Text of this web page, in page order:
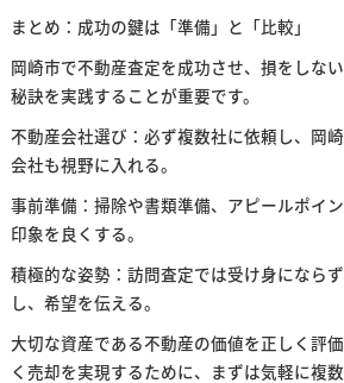
まとめ：成功の鍵は「準備」と「比較」
岡崎市で不動産査定を成功させ、損をしな
秘訣を実践することが重要です。
不動産会社選び：必ず複数社に依頼し、岡
会社も視野に入れる。
事前準備：掃除や書類準備、アピールポイ
印象を良くする。
積極的な姿勢：訪問査定では受け身になら
し、希望を伝える。
大切な資産である不動産の価値を正しく評
く売却を実現するために、まずは気軽に複